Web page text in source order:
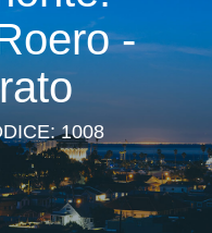
-
1008